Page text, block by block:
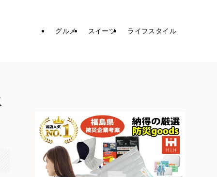
グルメ スイーツ ライフスタイル